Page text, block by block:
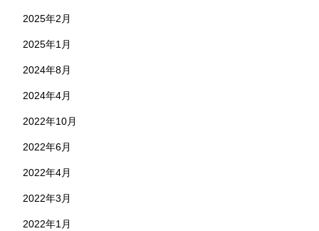
2025年2月
2025年1月
2024年8月
2024年4月
2022年10月
2022年6月
2022年4月
2022年3月
2022年1月